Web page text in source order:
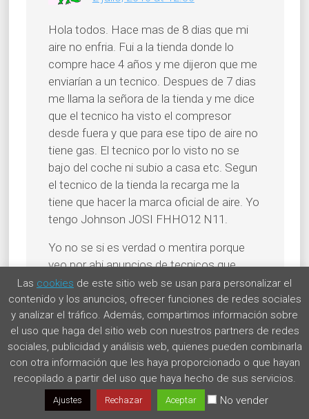
Hola todos. Hace mas de 8 dias que mi
aire no enfria. Fui a la tienda donde lo
compre hace 4 años y me dijeron que me
enviarían a un tecnico. Despues de 7 dias
me llama la señora de la tienda y me dice
que el tecnico ha visto el compresor
desde fuera y que para ese tipo de aire no
tiene gas. El tecnico por lo visto no se
bajo del coche ni subio a casa etc. Segun
el tecnico de la tienda la recarga me la
tiene que hacer la marca oficial de aire. Yo
tengo Johnson JOSI FHHO12 N11.
Yo no se si es verdad o mentira porque
veo por ahi anuncios de tecnicos que
ponen todo tipo de gas. Por favor alguien
me podria ayudar y decirme quien me
podria hacer una recarga. Muchas gracias
y perdon por las molestias.
Responder
Las cookies de este sitio web se usan para personalizar el
contenido y los anuncios, ofrecer funciones de redes sociales
y analizar el tráfico. Además, compartimos información sobre
el uso que haga del sitio web con nuestros partners de redes
sociales, publicidad y análisis web, quienes pueden combinarla
con otra información que les haya proporcionado o que hayan
recopilado a partir del uso que haya hecho de sus servicios.
Ajustes Rechazar Aceptar No vender